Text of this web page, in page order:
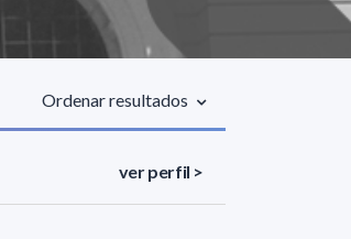
Ordenar resultados
ver perfil >